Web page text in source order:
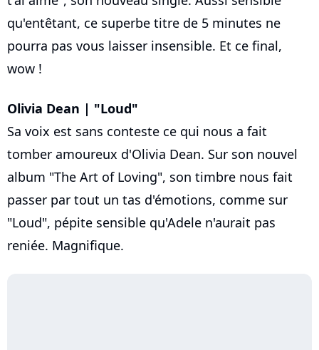
qu'entêtant, ce superbe titre de 5 minutes ne
pourra pas vous laisser insensible. Et ce final,
wow !
Olivia Dean | "Loud"
Sa voix est sans conteste ce qui nous a fait
tomber amoureux d'Olivia Dean. Sur son nouvel
album "The Art of Loving", son timbre nous fait
passer par tout un tas d'émotions, comme sur
"Loud", pépite sensible qu'Adele n'aurait pas
reniée. Magnifique.